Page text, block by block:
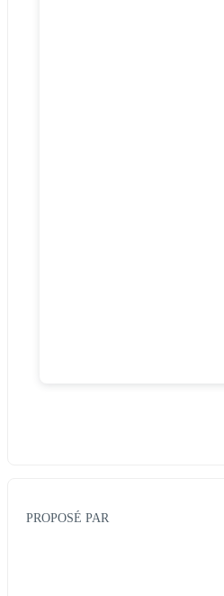
PROPOSÉ PAR